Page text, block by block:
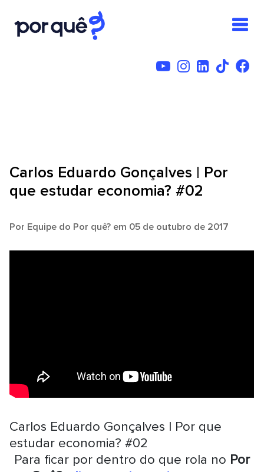
Carlos Eduardo Gonçalves | Por
que estudar economia? #02
Por Equipe do Por quê? em 05 de outubro de 2017
Carlos Eduardo Gonçalves | Por que
estudar economia? #02
Para ficar por dentro do que rola no Por